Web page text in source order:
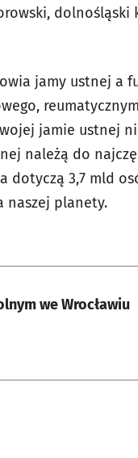
jamy ustnej a
jamie ustnej
należą do
dotyczą 3,7 mld
naszej planety.
we Wrocławiu